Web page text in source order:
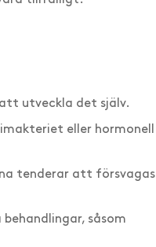
utveckla det själv.
eller hormonell
tenderar att försvagas
såsom